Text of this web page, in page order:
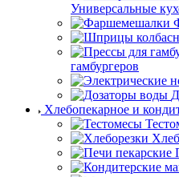
Универсальные
гамбургеров
Хлебопекарное и